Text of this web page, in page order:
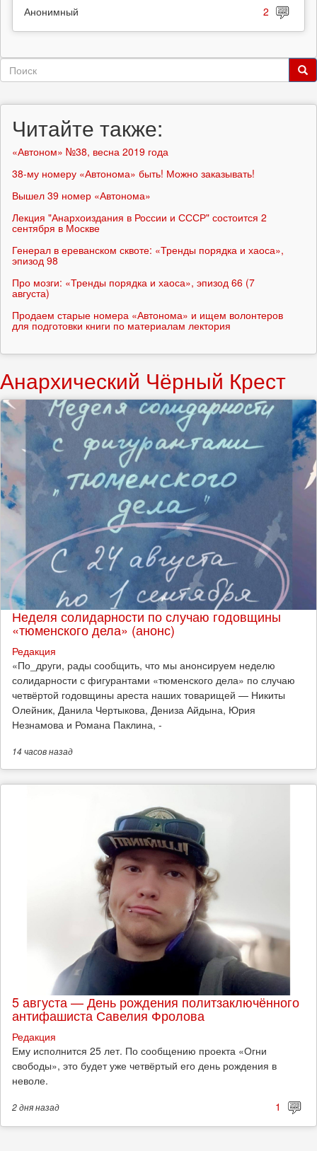
Анонимный 2
Форма
Читайте также:
«Автоном» №38, весна 2019 года
38-му номеру «Автонома» быть! Можно заказывать!
Вышел 39 номер «Автонома»
Лекция "Анархоиздания в России и СССР" состоится 2
сентября в Москве
Генерал в ереванском сквоте: «Тренды порядка и хаоса»,
эпизод 98
Про мозги: «Тренды порядка и хаоса», эпизод 66 (7
августа)
Продаем старые номера «Автонома» и ищем волонтеров
для подготовки книги по материалам лектория
Анархический Чёрный Крест
Неделя солидарности по случаю годовщины
«тюменского дела» (анонс)
Редакция
​«По_други, рады сообщить, что мы анонсируем неделю
солидарности с фигурантами «тюменского дела» по случаю
четвёртой годовщины ареста наших товарищей — Никиты
Олейник, Данила Чертыкова, Дениза Айдына, Юрия
Незнамова и Романа Паклина, -
14 часовназад
5 августа — День рождения политзаключённого
антифашиста Савелия Фролова
Редакция
Ему исполнится 25 лет. По сообщению проекта «Огни
свободы», это будет уже четвёртый его день рождения в
неволе.
2 дняназад 1